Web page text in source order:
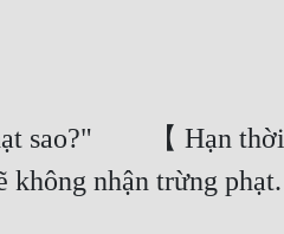
sao?"  【 Hạn thời
không nhận trừng phạt.